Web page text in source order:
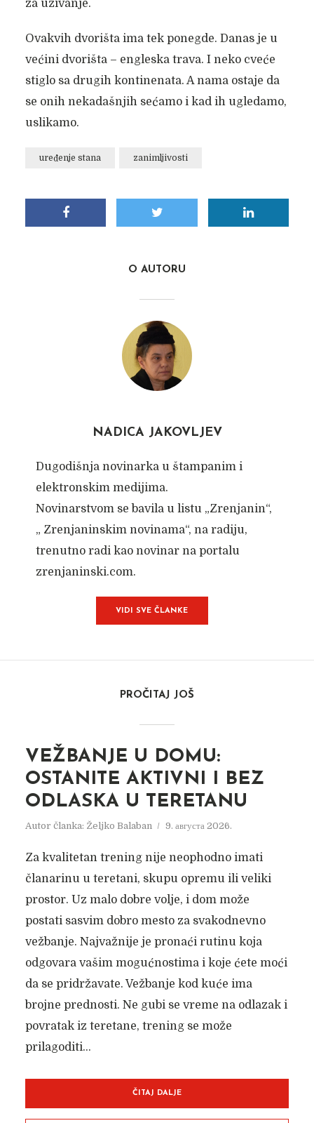
za uživanje.
Ovakvih dvorišta ima tek ponegde. Danas je u
većini dvorišta – engleska trava. I neko cveće
stiglo sa drugih kontinenata. A nama ostaje da
se onih nekadašnjih sećamo i kad ih ugledamo,
uslikamo.
uređenje stana zanimljivosti
O AUTORU
NADICA JAKOVLJEV
Dugodišnja novinarka u štampanim i
elektronskim medijima.
Novinarstvom se bavila u listu „Zrenjanin“,
„ Zrenjaninskim novinama“, na radiju,
trenutno radi kao novinar na portalu
zrenjaninski.com.
VIDI SVE ČLANKE
PROČITAJ JOŠ
VEŽBANJE U DOMU:
OSTANITE AKTIVNI I BEZ
ODLASKA U TERETANU
Autor članka: Željko Balaban 9. августа 2026.
Za kvalitetan trening nije neophodno imati
članarinu u teretani, skupu opremu ili veliki
prostor. Uz malo dobre volje, i dom može
postati sasvim dobro mesto za svakodnevno
vežbanje. Najvažnije je pronaći rutinu koja
odgovara vašim mogućnostima i koje ćete moći
da se pridržavate. Vežbanje kod kuće ima
brojne prednosti. Ne gubi se vreme na odlazak i
povratak iz teretane, trening se može
prilagoditi...
ČITAJ DALJE